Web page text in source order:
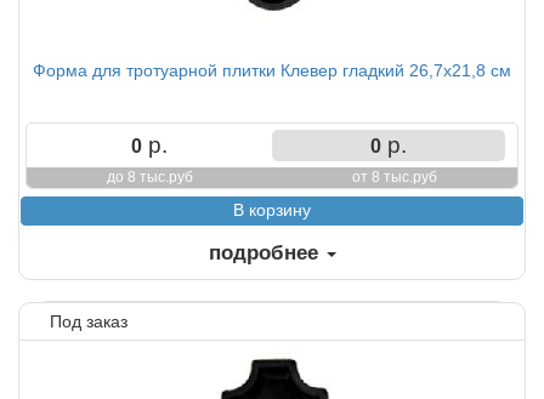
Форма для тротуарной плитки Клевер гладкий 26,7х21,8 см
0 р.
до 8 тыс.руб
0р.
от 8 тыс.руб
подробнее
Под заказ